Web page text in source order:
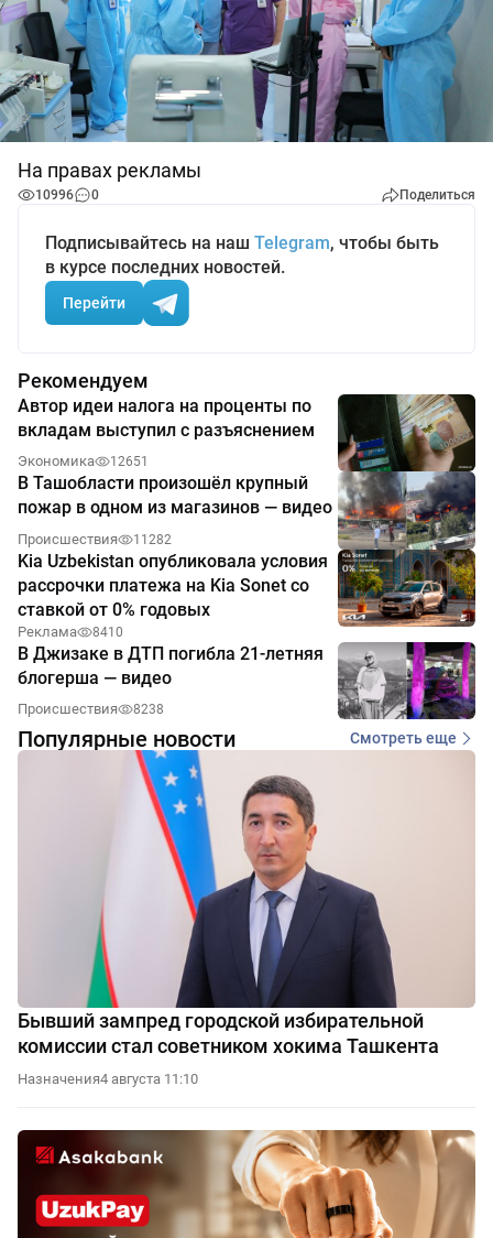
На правах рекламы
10996 0 Поделиться
Подписывайтесь на наш Telegram, чтобы быть
в курсе последних новостей.
Перейти
Рекомендуем
Автор идеи налога на проценты по
вкладам выступил с разъяснением
Экономика 12651
В Ташобласти произошёл крупный
пожар в одном из магазинов — видео
Происшествия 11282
Kia Uzbekistan опубликовала условия
рассрочки платежа на Kia Sonet со
ставкой от 0% годовых
Реклама 8410
В Джизаке в ДТП погибла 21-летняя
блогерша — видео
Происшествия 8238
Популярные новости Смотреть еще
Бывший зампред городской избирательной
комиссии стал советником хокима Ташкента
Назначения4 августа 11:10